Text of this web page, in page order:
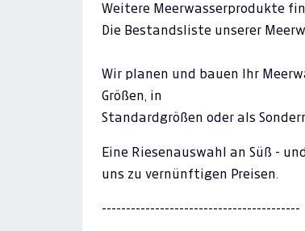
Weitere Meerwasserprodukte
Die Bestandsliste unserer
Wir planen und bauen Ihr
Größen, in
Standardgrößen oder als
Eine Riesenauswahl an Süß -
uns zu vernünftigen Preisen.
-----------------------------------------